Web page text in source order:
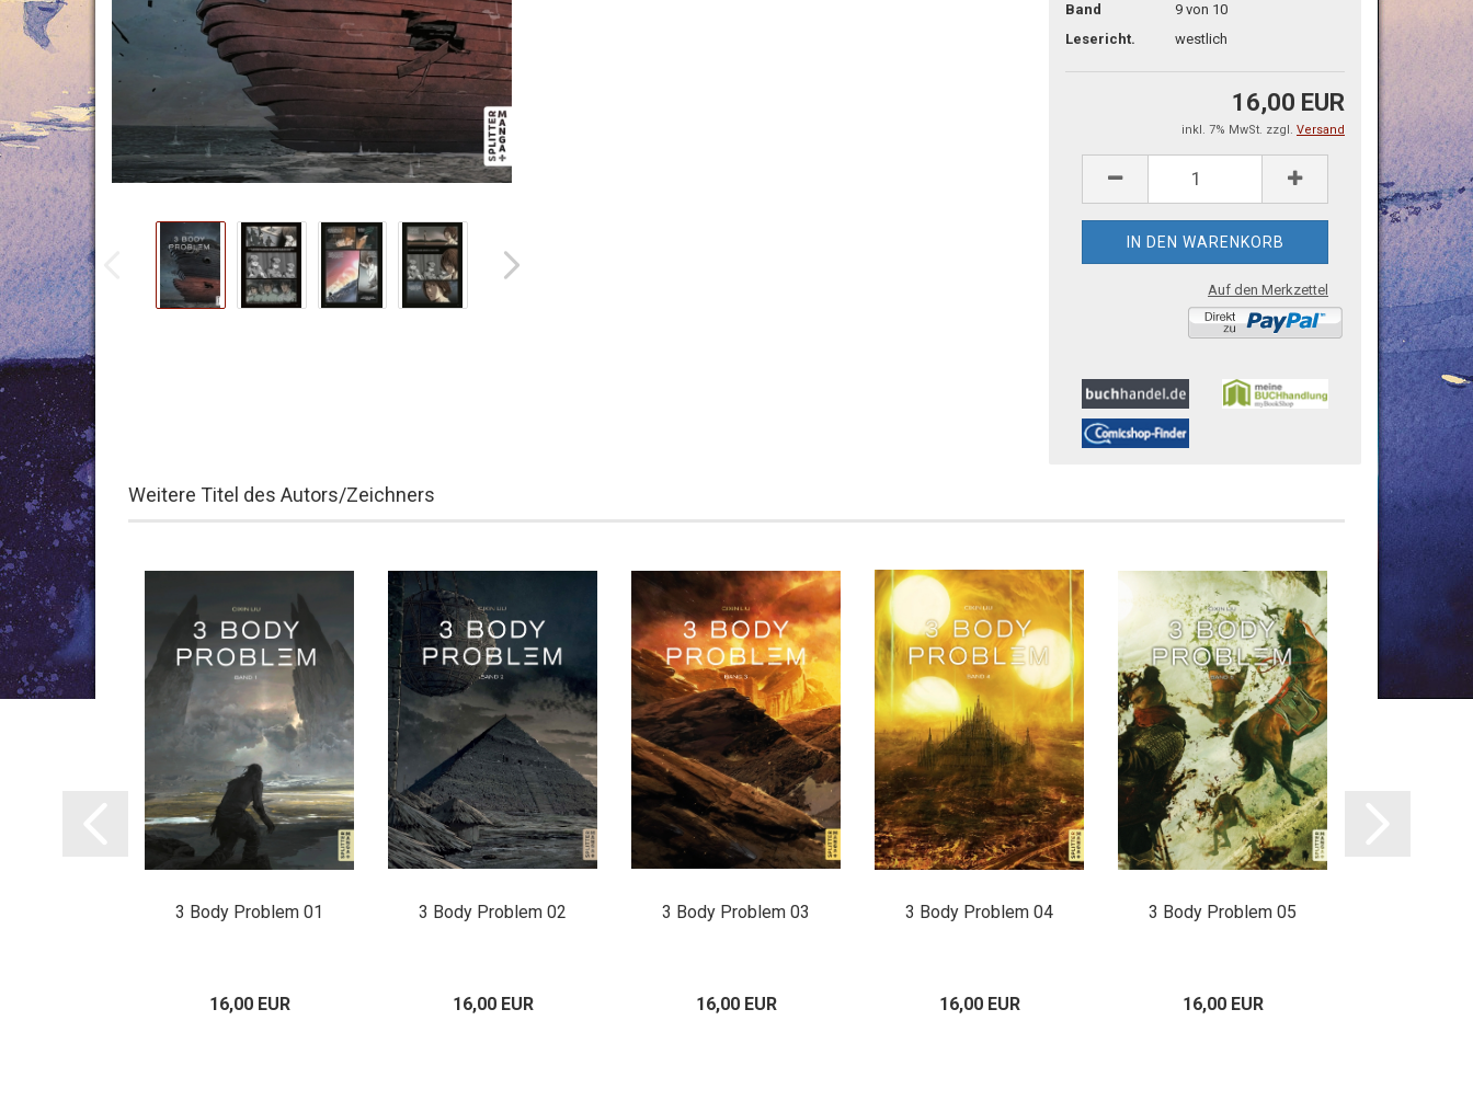
Band
9 von 10
Lesericht.
westlich
16,00 EUR
inkl. 7% MwSt. zzgl. Versand
Auf den Merkzettel
Weitere Titel des Autors/Zeichners
3 Body Problem 01
16,00 EUR
3 Body Problem 02
16,00 EUR
3 Body Problem 03
16,00 EUR
3 Body Problem 04
16,00 EUR
3 Body Problem 05
16,00 EUR